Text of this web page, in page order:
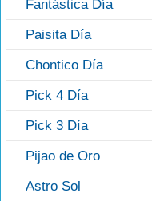
Fantástica Día
Paisita Día
Chontico Día
Pick 4 Día
Pick 3 Día
Pijao de Oro
Astro Sol